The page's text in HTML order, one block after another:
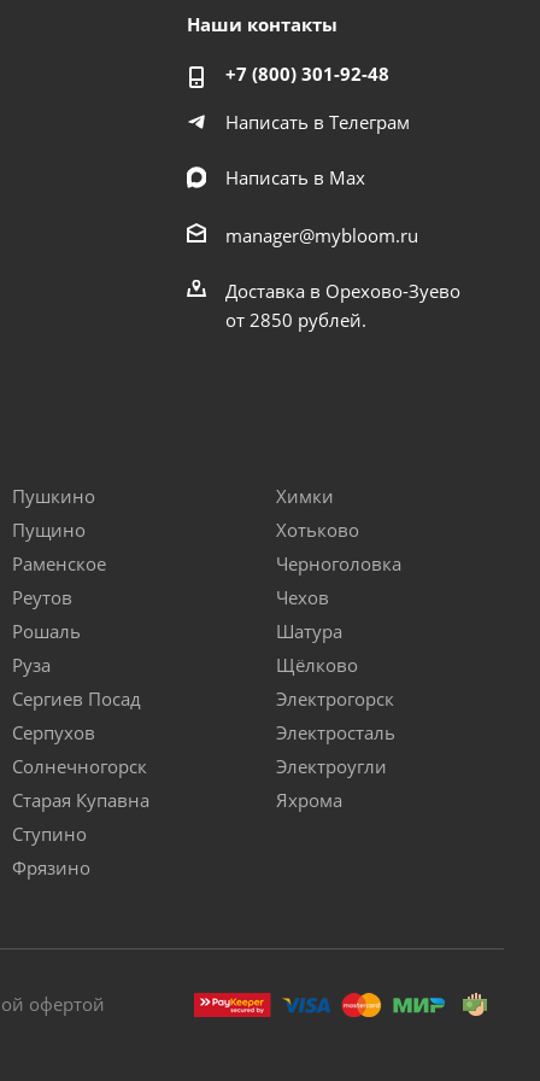
Наши контакты
+7 (800) 301-92-48
Написать в Телеграм
Написать в Мах
manager@mybloom.ru
Доставка в Орехово-Зуево
от 2850 рублей.
Пушкино
Пущино
Раменское
Реутов
Рошаль
Руза
Сергиев Посад
Серпухов
Солнечногорск
Старая Купавна
Ступино
Фрязино
Химки
Хотьково
Черноголовка
Чехов
Шатура
Щёлково
Электрогорск
Электросталь
Электроугли
Яхрома
офертой